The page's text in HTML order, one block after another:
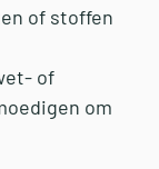
of stoffen
of
om